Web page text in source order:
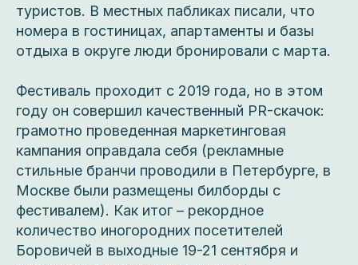
туристов. В местных пабликах писали, что
номера в гостиницах, апартаменты и базы
отдыха в округе люди бронировали с марта.
Фестиваль проходит с 2019 года, но в этом
году он совершил качественный PR-скачок:
грамотно проведенная маркетинговая
кампания оправдала себя (рекламные
стильные бранчи проводили в Петербурге, в
Москве были размещены билборды с
фестивалем). Как итог – рекордное
количество иногородних посетителей
Боровичей в выходные 19-21 сентября и